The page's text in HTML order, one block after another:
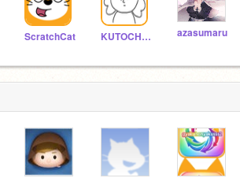
ScratchCat KUTOCHAN azasumaru